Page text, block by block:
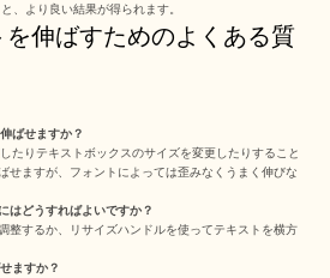
、より良い結果が得られます。
伸ばすためのよくある質
ばせますか？
たりテキストボックスのサイズを変更したりすること
せますが、フォントによっては歪みなくうまく伸びな
はどうすればよいですか？
整するか、リサイズハンドルを使ってテキストを横方
ますか？